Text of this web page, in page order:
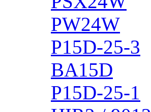
PW24W
P15D-25-3
BA15D
P15D-25-1